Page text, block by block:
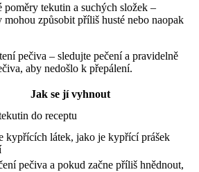
poměry tekutin a​ suchých složek –
mohou způsobit příliš husté⁤ nebo naopak
pečiva – sledujte pečení a pravidelně
⁤aby nedošlo k přepálení.
Jak se jí vyhnout
⁣do receptu
kypřících látek, ⁣jako je kypřící prášek
pečiva a pokud začne příliš hnědnout,